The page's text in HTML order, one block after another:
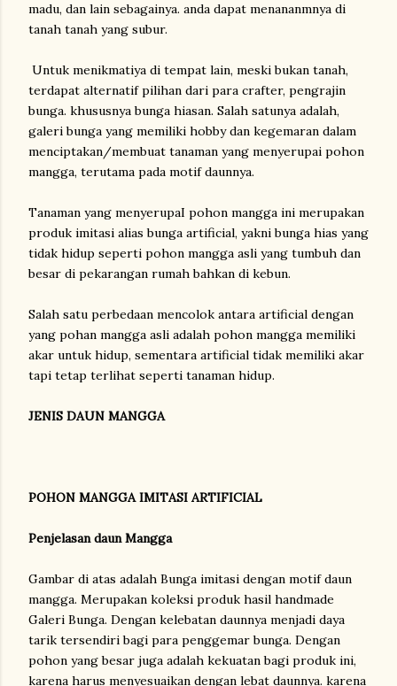
madu, dan lain sebagainya. anda dapat menananmnya di
tanah tanah yang subur.
Untuk menikmatiya di tempat lain, meski bukan tanah,
terdapat alternatif pilihan dari para crafter, pengrajin
bunga. khususnya bunga hiasan. Salah satunya adalah,
galeri bunga yang memiliki hobby dan kegemaran dalam
menciptakan/membuat tanaman yang menyerupai pohon
mangga, terutama pada motif daunnya.
Tanaman yang menyerupaI pohon mangga ini merupakan
produk imitasi alias bunga artificial, yakni bunga hias yang
tidak hidup seperti pohon mangga asli yang tumbuh dan
besar di pekarangan rumah bahkan di kebun.
Salah satu perbedaan mencolok antara artificial dengan
yang pohan mangga asli adalah pohon mangga memiliki
akar untuk hidup, sementara artificial tidak memiliki akar
tapi tetap terlihat seperti tanaman hidup.
JENIS DAUN MANGGA
POHON MANGGA IMITASI ARTIFICIAL
Penjelasan daun Mangga
Gambar di atas adalah Bunga imitasi dengan motif daun
mangga. Merupakan koleksi produk hasil handmade
Galeri Bunga. Dengan kelebatan daunnya menjadi daya
tarik tersendiri bagi para penggemar bunga. Dengan
pohon yang besar juga adalah kekuatan bagi produk ini,
karena harus menyesuaikan dengan lebat daunnya. karena